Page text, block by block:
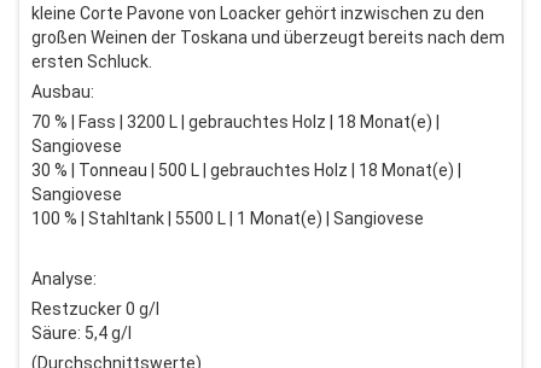
kleine Corte Pavone von Loacker gehört inzwischen zu den
großen Weinen der Toskana und überzeugt bereits nach dem
ersten Schluck.
Ausbau:
70 % | Fass | 3200 L | gebrauchtes Holz | 18 Monat(e) |
Sangiovese
30 % | Tonneau | 500 L | gebrauchtes Holz | 18 Monat(e) |
Sangiovese
100 % | Stahltank | 5500 L | 1 Monat(e) | Sangiovese
Analyse:
Restzucker 0 g/l
Säure: 5,4 g/l
(Durchschnittswerte)